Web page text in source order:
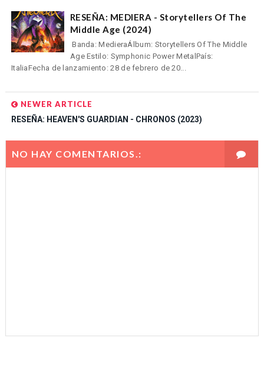
RESEÑA: MEDIERA - Storytellers Of The
Middle Age (2024)
Banda: MedieraÁlbum: Storytellers Of The Middle
Age Estilo: Symphonic Power MetalPaís:
ItaliaFecha de lanzamiento: 28 de febrero de 20...
NEWER ARTICLE
RESEÑA: HEAVEN'S GUARDIAN - CHRONOS (2023)
NO HAY COMENTARIOS.: